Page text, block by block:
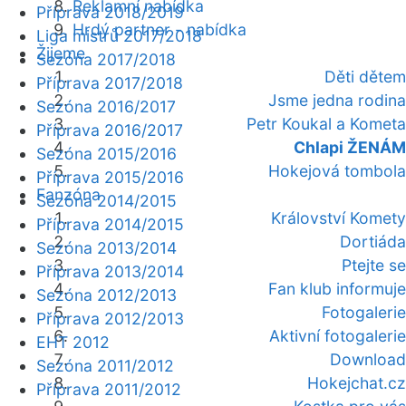
Reklamní nabídka
Hrdý partner - nabídka
Žijeme
Děti dětem
Jsme jedna rodina
Petr Koukal a Kometa
Chlapi ŽENÁM
Hokejová tombola
Fanzóna
Království Komety
Dortiáda
Ptejte se
Fan klub informuje
Fotogalerie
Aktivní fotogalerie
Download
Hokejchat.cz
Příprava 2018/2019
Liga mistrů 2017/2018
Sezóna 2017/2018
Příprava 2017/2018
Sezóna 2016/2017
Příprava 2016/2017
Sezóna 2015/2016
Příprava 2015/2016
Sezóna 2014/2015
Příprava 2014/2015
Sezóna 2013/2014
Příprava 2013/2014
Sezóna 2012/2013
Příprava 2012/2013
EHT 2012
Sezóna 2011/2012
Příprava 2011/2012